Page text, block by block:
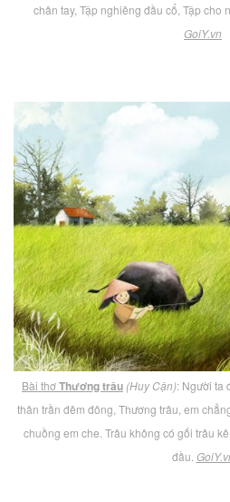
chân tay, Tập nghiêng đầu cổ, Tập cho
GoiY.vn
Bài thơThương trâu (Huy Cận): Người ta
thân trần đêm đông, Thương trâu, em
chuồng em che. Trâu không có gối trâu
đầu.